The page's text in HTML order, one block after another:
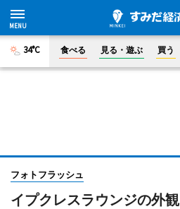
34°C 食べる 見る・遊ぶ 買う
フォトフラッシュ
イプクレスラウンジの外観